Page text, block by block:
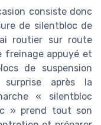
consiste donc
de silentbloc de
routier sur route
freinage appuyé et
de suspension
après la
« silentbloc
» prend tout son